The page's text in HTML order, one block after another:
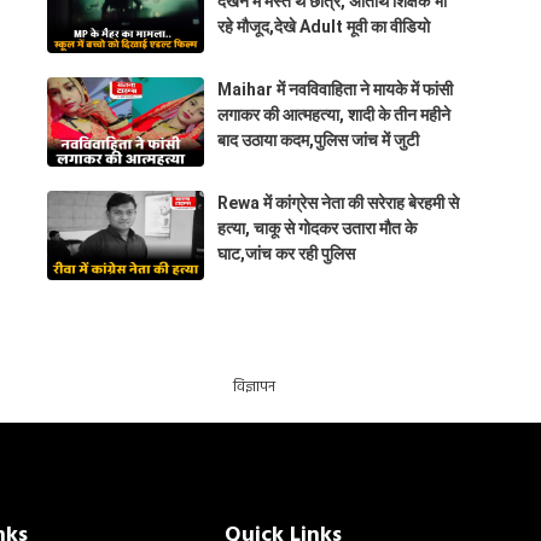
रहे मौजूद,देखे Adult मूवी का वीडियो
Maihar में नवविवाहिता ने मायके में फांसी
लगाकर की आत्महत्या, शादी के तीन महीने
बाद उठाया कदम,पुलिस जांच में जुटी
Rewa में कांग्रेस नेता की सरेराह बेरहमी से
हत्या, चाकू से गोदकर उतारा मौत के
घाट,जांच कर रही पुलिस
विज्ञापन